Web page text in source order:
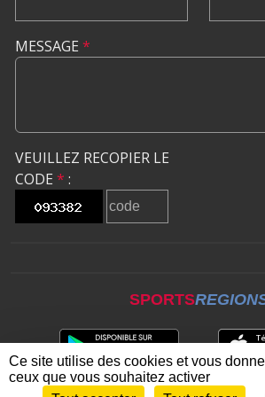
MESSAGE *
VEUILLEZ RECOPIER LE
CODE * :
SPORTS
Ce site utilise des cookies et vous
ceux que vous souhaitez activer